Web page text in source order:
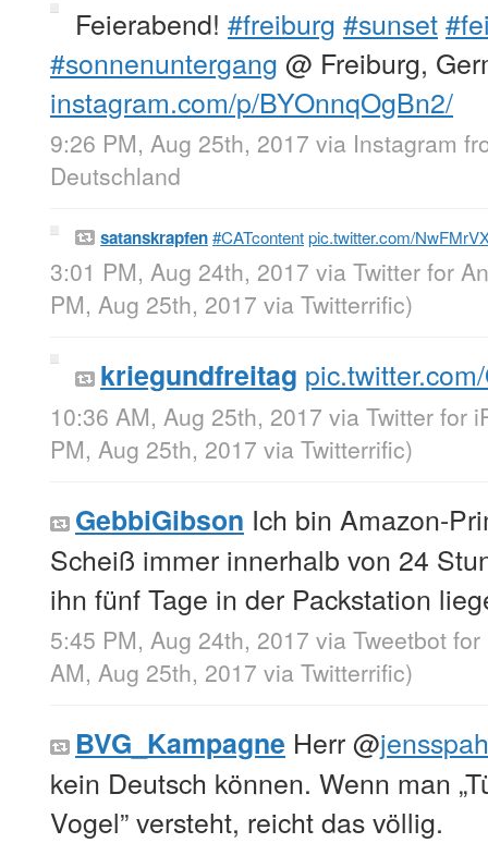
Feierabend! #freiburg #sunset
#sonnenuntergang @ Freiburg,
instagram.com/p/BYOnnqOgBn2/
9:26 PM, Aug 25th, 2017 via Instagram
Deutschland
satanskrapfen#CATcontentpic.twitter.com/
3:01 PM, Aug 24th, 2017 via Twitter for
PM, Aug 25th, 2017 via Twitterrific)
kriegundfreitag
10:36 AM, Aug 25th, 2017 via Twitter for
PM, Aug 25th, 2017 via Twitterrific)
GebbiGibson Ich bin Amazon-
Scheiß immer innerhalb von 24
ihn fünf Tage in der Packstation
5:45 PM, Aug 24th, 2017 via Tweetbot
AM, Aug 25th, 2017 via Twitterrific)
BVG_Kampagne Herr@
kein Deutsch können. Wenn man
Vogel” versteht, reicht das völlig.